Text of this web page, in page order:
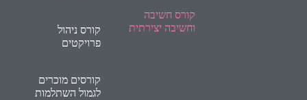
קורס חשיבה
וחשיבה יצירתית
קורס ניהול
פרויקטים
קורסים מוכרים
לגמול השתלמות